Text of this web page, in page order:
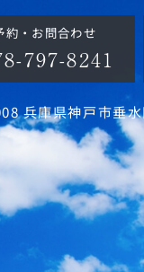
約・お問合わせ
797-8241
兵庫県神戸市垂